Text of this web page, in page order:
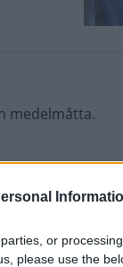
or
please use the
medelmåtta.